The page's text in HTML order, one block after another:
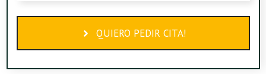
QUIERO PEDIR CITA!